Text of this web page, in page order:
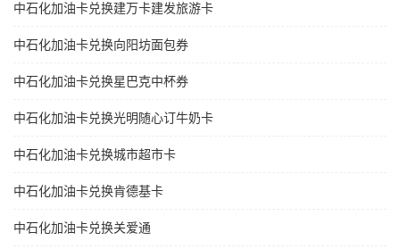
中石化加油卡兑换建万卡建发旅游卡
中石化加油卡兑换向阳坊面包券
中石化加油卡兑换星巴克中杯券
中石化加油卡兑换光明随心订牛奶卡
中石化加油卡兑换城市超市卡
中石化加油卡兑换肯德基卡
中石化加油卡兑换关爱通